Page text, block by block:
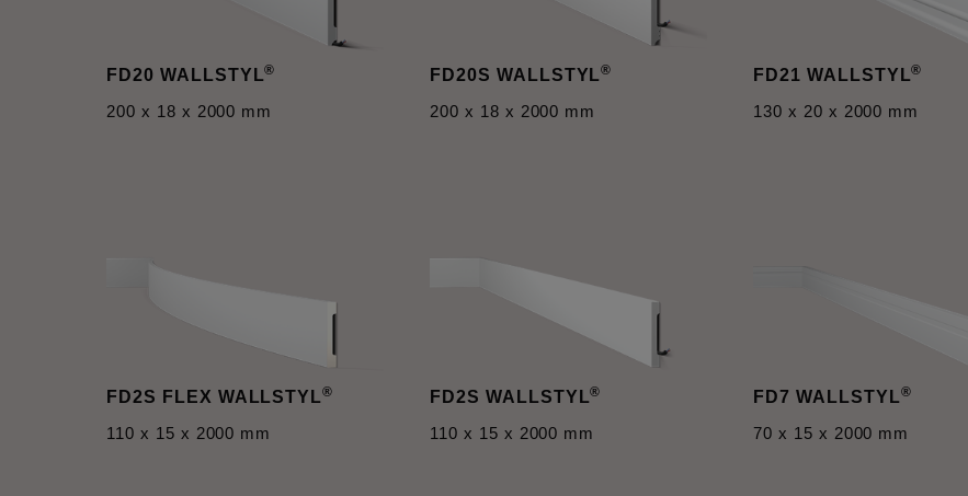
FD20 WALLSTYL®
200 x 18 x 2000 mm
FD20S WALLSTYL®
200 x 18 x 2000 mm
FD21 WALLSTYL®
130 x 20 x 2000 mm
FD2S FLEX WALLSTYL®
110 x 15 x 2000 mm
FD2S WALLSTYL®
110 x 15 x 2000 mm
FD7 WALLSTYL®
70 x 15 x 2000 mm